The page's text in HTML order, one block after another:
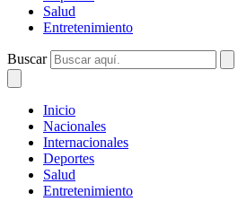
Salud
Entretenimiento
Buscar
Inicio
Nacionales
Internacionales
Deportes
Salud
Entretenimiento